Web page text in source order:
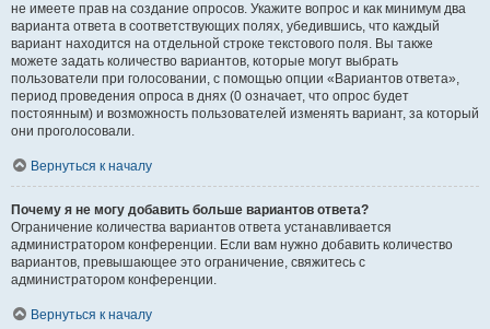
не имеете прав на создание опросов. Укажите вопрос и как минимум два
варианта ответа в соответствующих полях, убедившись, что каждый
вариант находится на отдельной строке текстового поля. Вы также
можете задать количество вариантов, которые могут выбрать
пользователи при голосовании, с помощью опции «Вариантов ответа»,
период проведения опроса в днях (0 означает, что опрос будет
постоянным) и возможность пользователей изменять вариант, за который
они проголосовали.
Вернуться к началу
Почему я не могу добавить больше вариантов ответа?
Ограничение количества вариантов ответа устанавливается
администратором конференции. Если вам нужно добавить количество
вариантов, превышающее это ограничение, свяжитесь с
администратором конференции.
Вернуться к началу